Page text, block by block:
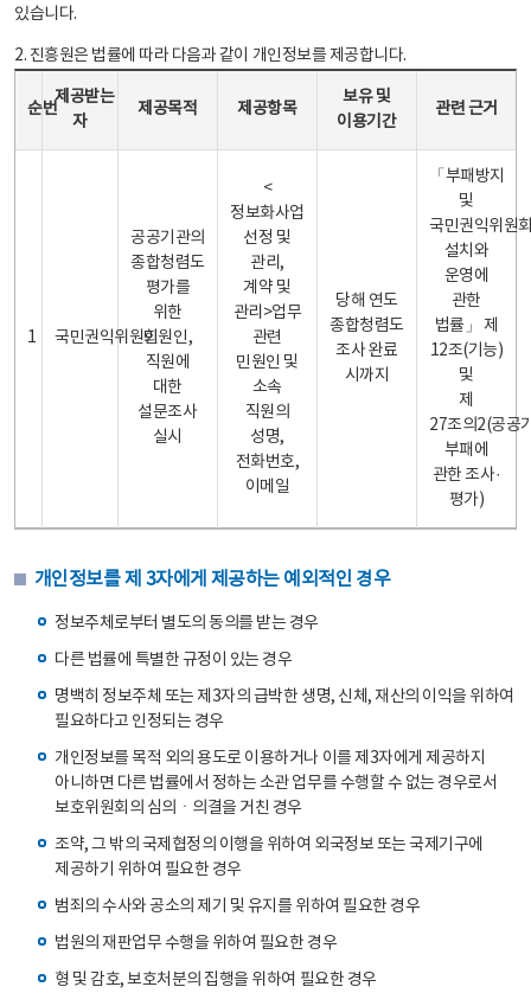
있습니다.
2. 진흥원은 법률에 따라 다음과 같이 개인정보를 제공합니다.
순번
제공받는
자
제공목적 제공항목
보유 및
이용기간
관련 근거
1 국민권익위원회
공공기관의
종합청렴도
평가를
위한
민원인,
직원에
대한
설문조사
실시
<
정보화사업
선정 및
관리,
계약 및
관리>업무
관련
민원인 및
소속
직원의
성명,
전화번호,
이메일
당해 연도
종합청렴도
조사 완료
시까지
「부패방지
및
국민권익위원
설치와
운영에
관한
법률」 제
12조(기능)
및
제
27조의2(공공
부패에
관한 조사·
평가)
개인정보를 제 3자에게 제공하는 예외적인 경우
정보주체로부터 별도의 동의를 받는 경우
다른 법률에 특별한 규정이 있는 경우
명백히 정보주체 또는 제3자의 급박한 생명, 신체, 재산의 이익을 위하여
필요하다고 인정되는 경우
개인정보를 목적 외의 용도로 이용하거나 이를 제3자에게 제공하지
아니하면 다른 법률에서 정하는 소관 업무를 수행할 수 없는 경우로서
보호위원회의 심의ㆍ의결을 거친 경우
조약, 그 밖의 국제협정의 이행을 위하여 외국정보 또는 국제기구에
제공하기 위하여 필요한 경우
범죄의 수사와 공소의 제기 및 유지를 위하여 필요한 경우
법원의 재판업무 수행을 위하여 필요한 경우
형 및 감호, 보호처분의 집행을 위하여 필요한 경우